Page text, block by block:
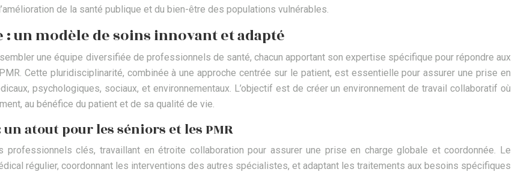
de la santé publique et du bien-être des populations vulnérables.
un modèle de soins innovant et adapté
une équipe diversifiée de professionnels de santé, chacun apportant son expertise spécifique pour répondre aux
Cette pluridisciplinarité, combinée à une approche centrée sur le patient, est essentielle pour assurer une prise en
psychologiques, sociaux, et environnementaux. L’objectif est de créer un environnement de travail collaboratif où
au bénéfice du patient et de sa qualité de vie.
atout pour les séniors et les PMR
professionnels clés, travaillant en étroite collaboration pour assurer une prise en charge globale et coordonnée. Le
régulier, coordonnant les interventions des autres spécialistes, et adaptant les traitements aux besoins spécifiques